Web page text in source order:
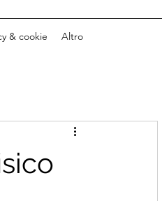
& cookie Altro